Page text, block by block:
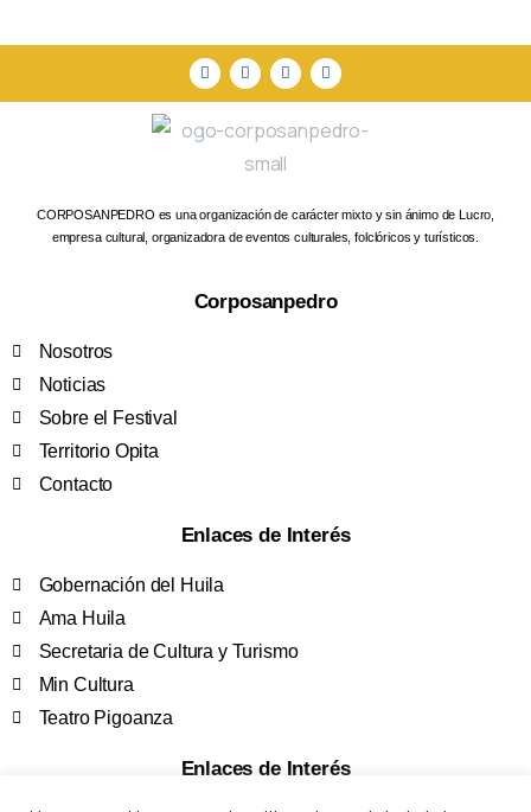
CORPOSANPEDRO es una organización de carácter mixto y sin ánimo de Lucro,
empresa cultural, organizadora de eventos culturales, folclóricos y turísticos.
Corposanpedro
Nosotros
Noticias
Sobre el Festival
Territorio Opita
Contacto
Enlaces de Interés
Gobernación del Huila
Ama Huila
Secretaria de Cultura y Turismo
Min Cultura
Teatro Pigoanza
Enlaces de Interés